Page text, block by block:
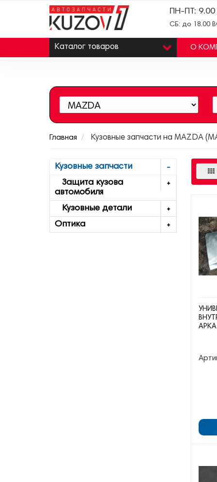
ПН-ПТ:
СБ: до 18.00
Каталог товаров О
Главная Кузовные запчасти на MAZDA
Кузовные запчасти
Защита кузова
автомобиля
Кузовные детали
Оптика
АРКА